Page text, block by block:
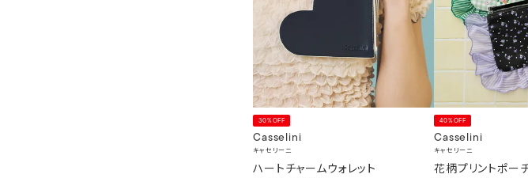
30%OFF
Casselini
キャセリーニ
ハートチャームウォレット
40%OFF
Casselini
キャセリーニ
花柄プリントポー